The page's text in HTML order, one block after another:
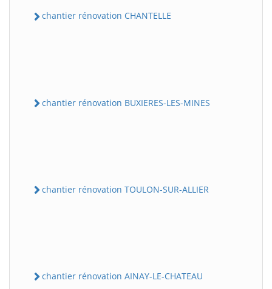
chantier rénovation CHANTELLE
chantier rénovation BUXIERES-LES-MINES
chantier rénovation TOULON-SUR-ALLIER
chantier rénovation AINAY-LE-CHATEAU